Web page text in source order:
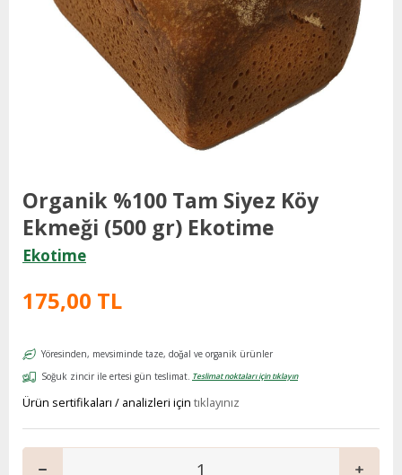
Organik %100 Tam Siyez Köy
Ekmeği (500 gr) Ekotime
Ekotime
175,00 TL
Yöresinden, mevsiminde taze, doğal ve organik ürünler
Soğuk zincir ile ertesi gün teslimat. Teslimat noktaları için tıklayın
Ürün sertifikaları / analizleri için tıklayınız